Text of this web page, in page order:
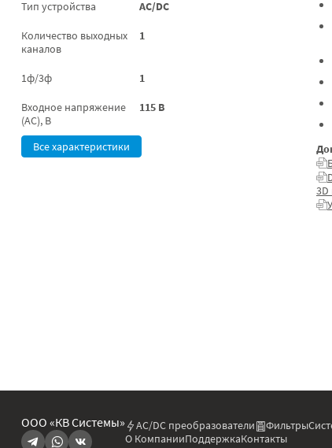
Тип устройства AC/DC
Количество выходных
каналов
1
1ф/3ф 1
Входное напряжение
(AC), В
115 В
Все характеристики
ООО «КВ Системы» AC/DC преобразователи Фильтры
О КомпанииПоддержкаКонтакты